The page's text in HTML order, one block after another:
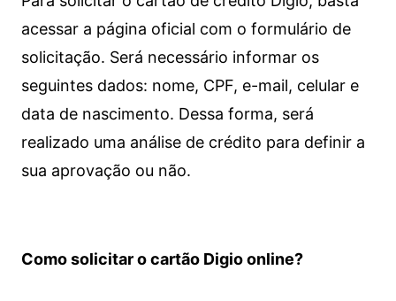
acessar a página oficial com o formulário de
solicitação. Será necessário informar os
seguintes dados: nome, CPF, e-mail, celular e
data de nascimento. Dessa forma, será
realizado uma análise de crédito para definir a
sua aprovação ou não.
Como solicitar o cartão Digio online?